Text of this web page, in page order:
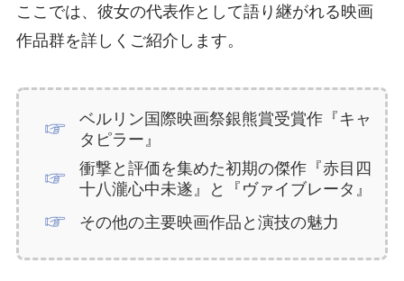
ここでは、彼女の代表作として語り継がれる映画
作品群を詳しくご紹介します。
ベルリン国際映画祭銀熊賞受賞作『キャ
タピラー』
衝撃と評価を集めた初期の傑作『赤目四
十八瀧心中未遂』と『ヴァイブレータ』
その他の主要映画作品と演技の魅力